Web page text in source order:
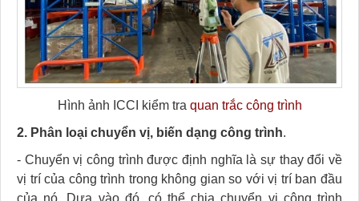
Hình ảnh ICCI kiểm tra quan trắc công trình
2. Phân loại chuyển vị, biến dạng công trình.
- Chuyển vị công trình được định nghĩa là sự thay đổi về
vị trí của công trình trong không gian so với vị trí ban đầu
của nó. Dựa vào đó, có thể chia chuyển vị công trình